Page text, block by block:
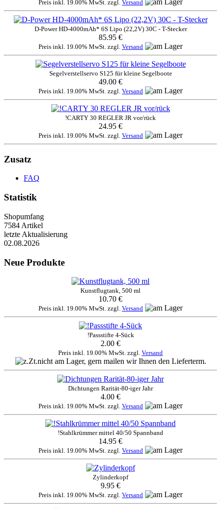
Preis inkl. 19.00% MwSt. zzgl. Versand
D-Power HD-4000mAh* 6S Lipo (22,2V) 30C - T-Stecker
85.95 €
Preis inkl. 19.00% MwSt. zzgl. Versand
Segelverstellservo S125 für kleine Segelboote
49.00 €
Preis inkl. 19.00% MwSt. zzgl. Versand
!CARTY 30 REGLER JR vor/rück
24.95 €
Preis inkl. 19.00% MwSt. zzgl. Versand
Zusatz
FAQ
Statistik
Shopumfang
7584 Artikel
letzte Aktualisierung
02.08.2026
Neue Produkte
Kunstflugtank, 500 ml
10.70 €
Preis inkl. 19.00% MwSt. zzgl. Versand
!Passstifte 4-Sück
2.00 €
Preis inkl. 19.00% MwSt. zzgl. Versand
Dichtungen Rarität-80-iger Jahr
4.00 €
Preis inkl. 19.00% MwSt. zzgl. Versand
!Stahlkrümmer mittel 40/50 Spannband
14.95 €
Preis inkl. 19.00% MwSt. zzgl. Versand
Zylinderkopf
9.95 €
Preis inkl. 19.00% MwSt. zzgl. Versand